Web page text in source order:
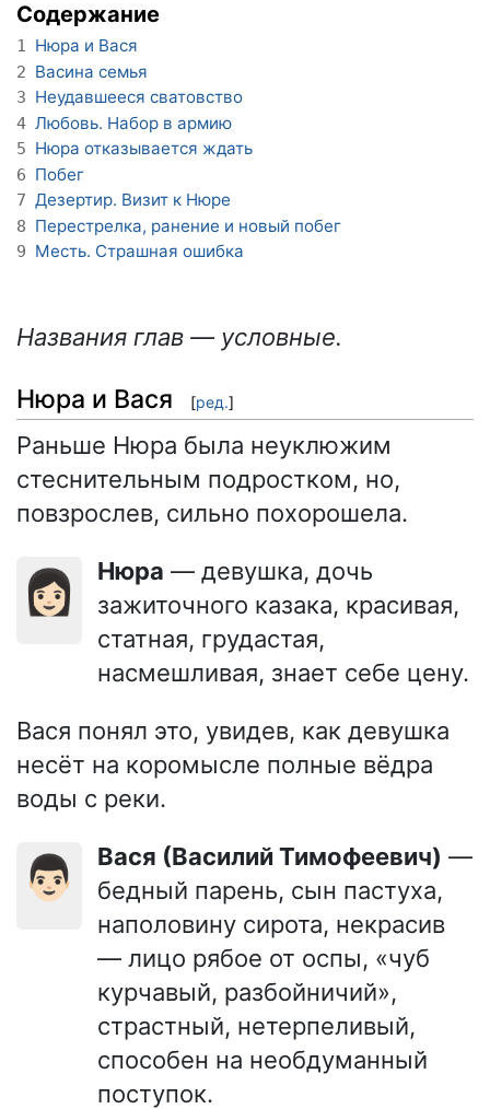
Содержание
1 Нюра и Вася
2 Васина семья
3 Неудавшееся сватовство
4 Любовь. Набор в армию
5 Нюра отказывается ждать
6 Побег
7 Дезертир. Визит к Нюре
8 Перестрелка, ранение и новый побег
9 Месть. Страшная ошибка
Названия глав — условные.
Нюра и Вася [ред.]
Раньше Нюра была неуклюжим
стеснительным подростком, но,
повзрослев, сильно похорошела.
👩🏻 Нюра — девушка, дочь
зажиточного казака, красивая,
статная, грудастая,
насмешливая, знает себе цену.
Вася понял это, увидев, как девушка
несёт на коромысле полные вёдра
воды с реки.
👨🏻 Вася (Василий Тимофеевич) —
бедный парень, сын пастуха,
наполовину сирота, некрасив
— лицо рябое от оспы, «чуб
курчавый, разбойничий»,
страстный, нетерпеливый,
способен на необдуманный
поступок.